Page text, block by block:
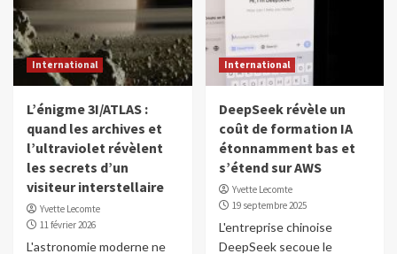
International
L’énigme 3I/ATLAS :
quand les archives et
l’ultraviolet révèlent
les secrets d’un
visiteur interstellaire
Yvette Lecomte
11 février 2026
L'astronomie moderne ne
International
DeepSeek révèle un
coût de formation IA
étonnamment bas et
s’étend sur AWS
Yvette Lecomte
19 septembre 2025
L'entreprise chinoise
DeepSeek secoue le